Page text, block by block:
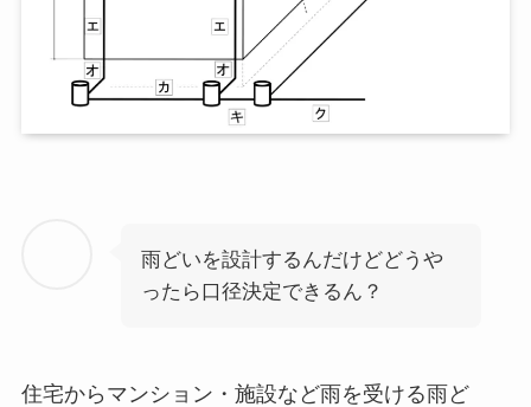
雨どいを設計するんだけどどうや
ったら口径決定できるん？
住宅からマンション・施設など雨を受ける雨ど